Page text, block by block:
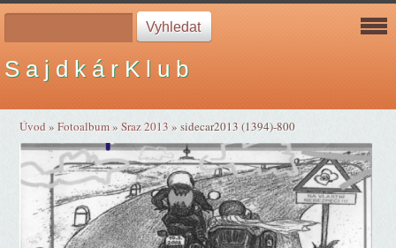
S a j d k á r K l u b
Úvod »Fotoalbum»Sraz 2013 »sidecar2013 (1394)-800